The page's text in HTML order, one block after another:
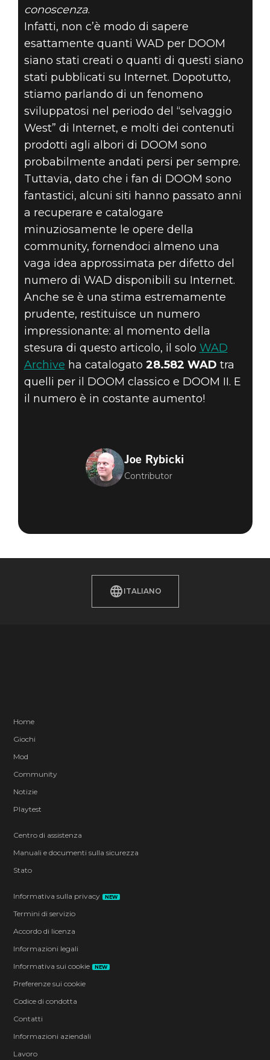
conoscenza.
Infatti, non c’è modo di sapere
esattamente quanti WAD per DOOM
siano stati creati o quanti di questi siano
stati pubblicati su Internet. Dopotutto,
stiamo parlando di un fenomeno
sviluppatosi nel periodo del “selvaggio
West” di Internet, e molti dei contenuti
prodotti agli albori di DOOM sono
probabilmente andati persi per sempre.
Tuttavia, dato che i fan di DOOM sono
fantastici, alcuni siti hanno passato anni
a recuperare e catalogare
minuziosamente le opere della
community, fornendoci almeno una
vaga idea approssimata per difetto del
numero di WAD disponibili su Internet.
Anche se è una stima estremamente
prudente, restituisce un numero
impressionante: al momento della
stesura di questo articolo, il solo WAD
Archive ha catalogato 28.582 WAD tra
quelli per il DOOM classico e DOOM II. E
il numero è in costante aumento!
Joe Rybicki
Contributor
ITALIANO
Home
Giochi
Mod
Community
Notizie
Playtest
Centro di assistenza
Manuali e documenti sulla sicurezza
Stato
Informativa sulla privacy NEW
Termini di servizio
Accordo di licenza
Informazioni legali
Informativa sui cookie
NEW
Preferenze sui cookie
Codice di condotta
Contatti
Informazioni aziendali
Lavoro